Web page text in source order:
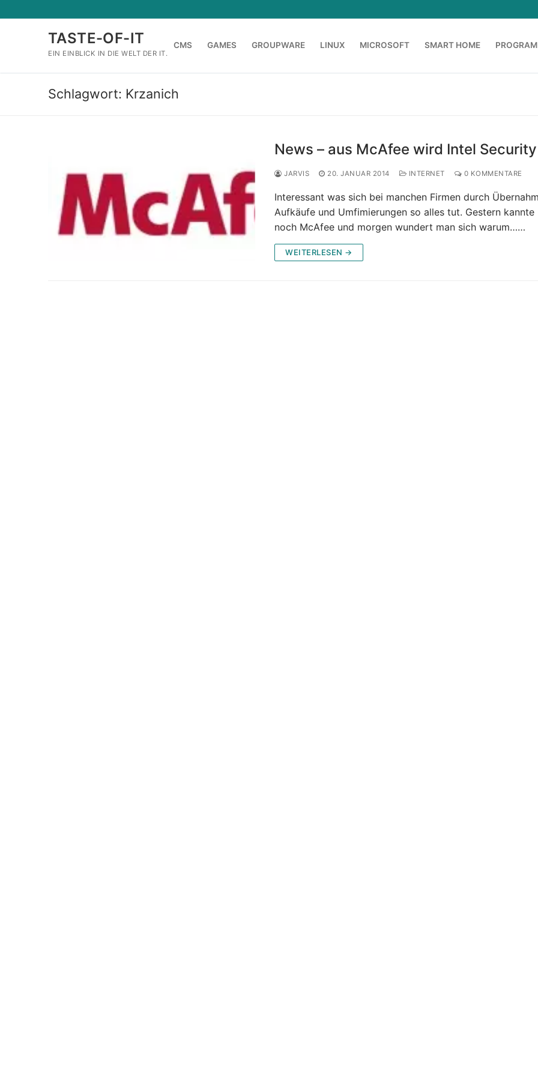
Inhalt
TASTE-OF-IT
EIN EINBLICK IN DIE WELT DER IT.
CMS GAMES GROUPWARE LINUX MICROSOFT SMART HOME
Schlagwort: Krzanich
News – aus McAfee wird Intel Security
JARVIS 20. JANUAR 2014 INTERNET 0 KOMMENTARE
Interessant was sich bei manchen Firmen durch
Aufkäufe und Umfimierungen so alles tut. Gestern kannte
noch McAfee und morgen wundert man sich warum……
WEITERLESEN →